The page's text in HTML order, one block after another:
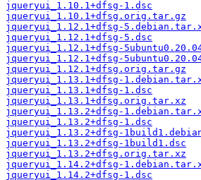
jqueryui_1.10.1+dfsg-1.dsc
jqueryui_1.10.1+dfsg.orig.tar.gz
jqueryui_1.12.1+dfsg-
jqueryui_1.12.1+dfsg-5.dsc
jqueryui_1.12.1+dfsg-
jqueryui_1.12.1+dfsg-
jqueryui_1.12.1+dfsg.orig.tar.gz
jqueryui_1.13.1+dfsg-
jqueryui_1.13.1+dfsg-1.dsc
jqueryui_1.13.1+dfsg.orig.tar.xz
jqueryui_1.13.2+dfsg-
jqueryui_1.13.2+dfsg-1.dsc
jqueryui_1.13.2+dfsg-
jqueryui_1.13.2+dfsg-1build1.dsc
jqueryui_1.13.2+dfsg.orig.tar.xz
jqueryui_1.14.2+dfsg-
jqueryui_1.14.2+dfsg-1.dsc